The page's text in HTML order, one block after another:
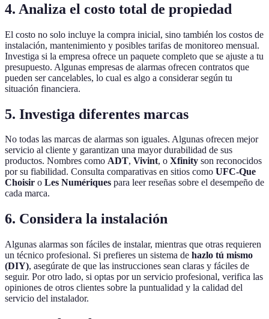
4. Analiza el costo total de propiedad
El costo no solo incluye la compra inicial, sino también los costos de
instalación, mantenimiento y posibles tarifas de monitoreo mensual.
Investiga si la empresa ofrece un paquete completo que se ajuste a tu
presupuesto. Algunas empresas de alarmas ofrecen contratos que
pueden ser cancelables, lo cual es algo a considerar según tu
situación financiera.
5. Investiga diferentes marcas
No todas las marcas de alarmas son iguales. Algunas ofrecen mejor
servicio al cliente y garantizan una mayor durabilidad de sus
productos. Nombres como ADT, Vivint, o Xfinity son reconocidos
por su fiabilidad. Consulta comparativas en sitios como UFC-Que
Choisir o Les Numériques para leer reseñas sobre el desempeño de
cada marca.
6. Considera la instalación
Algunas alarmas son fáciles de instalar, mientras que otras requieren
un técnico profesional. Si prefieres un sistema de hazlo tú mismo
(DIY), asegúrate de que las instrucciones sean claras y fáciles de
seguir. Por otro lado, si optas por un servicio profesional, verifica las
opiniones de otros clientes sobre la puntualidad y la calidad del
servicio del instalador.